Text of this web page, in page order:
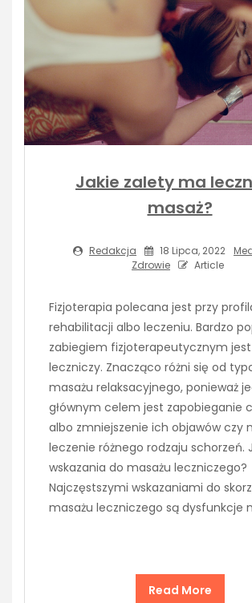
Jakie zalety ma
masaż?
Redakcja 18 Lipca, 2022
Zdrowie
Article
Fizjoterapia polecana jest przy
rehabilitacji albo leczeniu. Bardzo
zabiegiem fizjoterapeutycznym
leczniczy. Znacząco różni się od
masażu relaksacyjnego, ponieważ
głównym celem jest zapobieganie
albo zmniejszenie ich objawów czy
leczenie różnego rodzaju schorzeń.
wskazania do masażu leczniczego?
Najczęstszymi wskazaniami do
masażu leczniczego są dysfunkcje
Read More